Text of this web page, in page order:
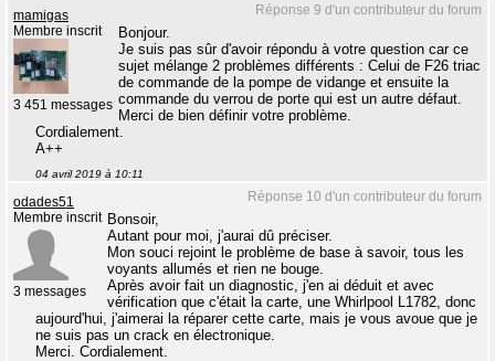
Réponse 9 d'un contributeur du forum
mamigas
Membre inscrit
3 451 messages
Bonjour.
Je suis pas sûr d'avoir répondu à votre question car ce
sujet mélange 2 problèmes différents : Celui de F26 triac
de commande de la pompe de vidange et ensuite la
commande du verrou de porte qui est un autre défaut.
Merci de bien définir votre problème.
Cordialement.
A++
04 avril 2019 à 10:11
Réponse 10 d'un contributeur du forum
odades51
Membre inscrit
3 messages
Bonsoir,
Autant pour moi, j'aurai dû préciser.
Mon souci rejoint le problème de base à savoir, tous les
voyants allumés et rien ne bouge.
Après avoir fait un diagnostic, j'en ai déduit et avec
vérification que c'était la carte, une Whirlpool L1782, donc
aujourd'hui, j'aimerai la réparer cette carte, mais je vous avoue que je
ne suis pas un crack en électronique.
Merci. Cordialement.